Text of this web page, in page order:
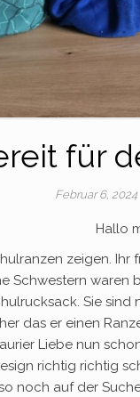
für
Februar 6, 2024
Hallo
zeigen. Ihr
Schwestern
Sie
das er einen
Liebe nun
richtig richtig
noch auf der